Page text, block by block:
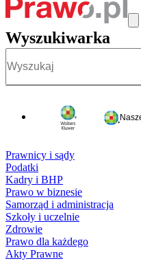
Wyszukiwarka
Prawnicy i sądy
Podatki
Kadry i BHP
Prawo w biznesie
Samorząd i administracja
Szkoły i uczelnie
Zdrowie
Prawo dla każdego
Akty Prawne